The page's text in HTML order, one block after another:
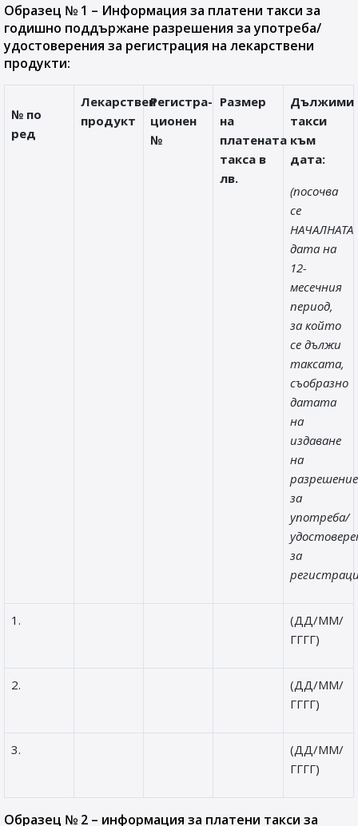
Образец № 1 – Информация за платени такси за
годишно поддържане разрешения за употреба/
удостоверения за регистрация на лекарствени
продукти:
№ по
ред
Лекарствен
продукт
Регистра-
ционен
№
Размер
на
платената
такса в
лв.
Дължими
такси
към
дата:
(посочва
се
НАЧАЛНАТА
дата на
12-
месечния
период,
за който
се дължи
таксата,
съобразно
датата
на
издаване
на
за
употреба/
за
1.
(ДД/ММ/
ГГГГ)
2.
(ДД/ММ/
ГГГГ)
3.
(ДД/ММ/
ГГГГ)
Образец № 2 – информация за платени такси за